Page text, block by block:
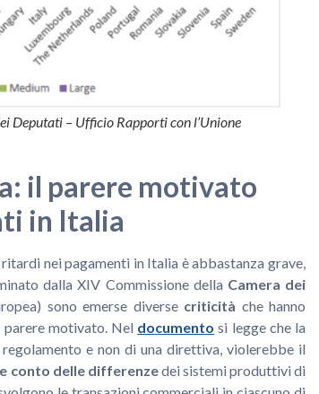
Deputati – Ufficio Rapporti con l’Unione
il parere motivato
in Italia
nei pagamenti in Italia è abbastanza grave,
dalla XIV Commissione della Camera dei
sono emerse diverse criticità che hanno
motivato. Nel documento si legge che la
e non di una direttiva, violerebbe il
conto delle differenzedei sistemi produttivi di